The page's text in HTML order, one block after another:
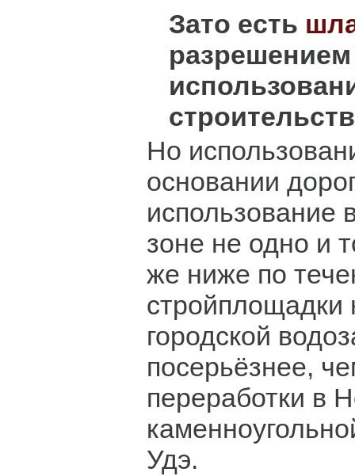
Зато есть
разрешением
Но
основании
использование
зоне не одно и
же ниже по
стройплощадки
городской
посерьёзнее,
переработки в
Удэ.